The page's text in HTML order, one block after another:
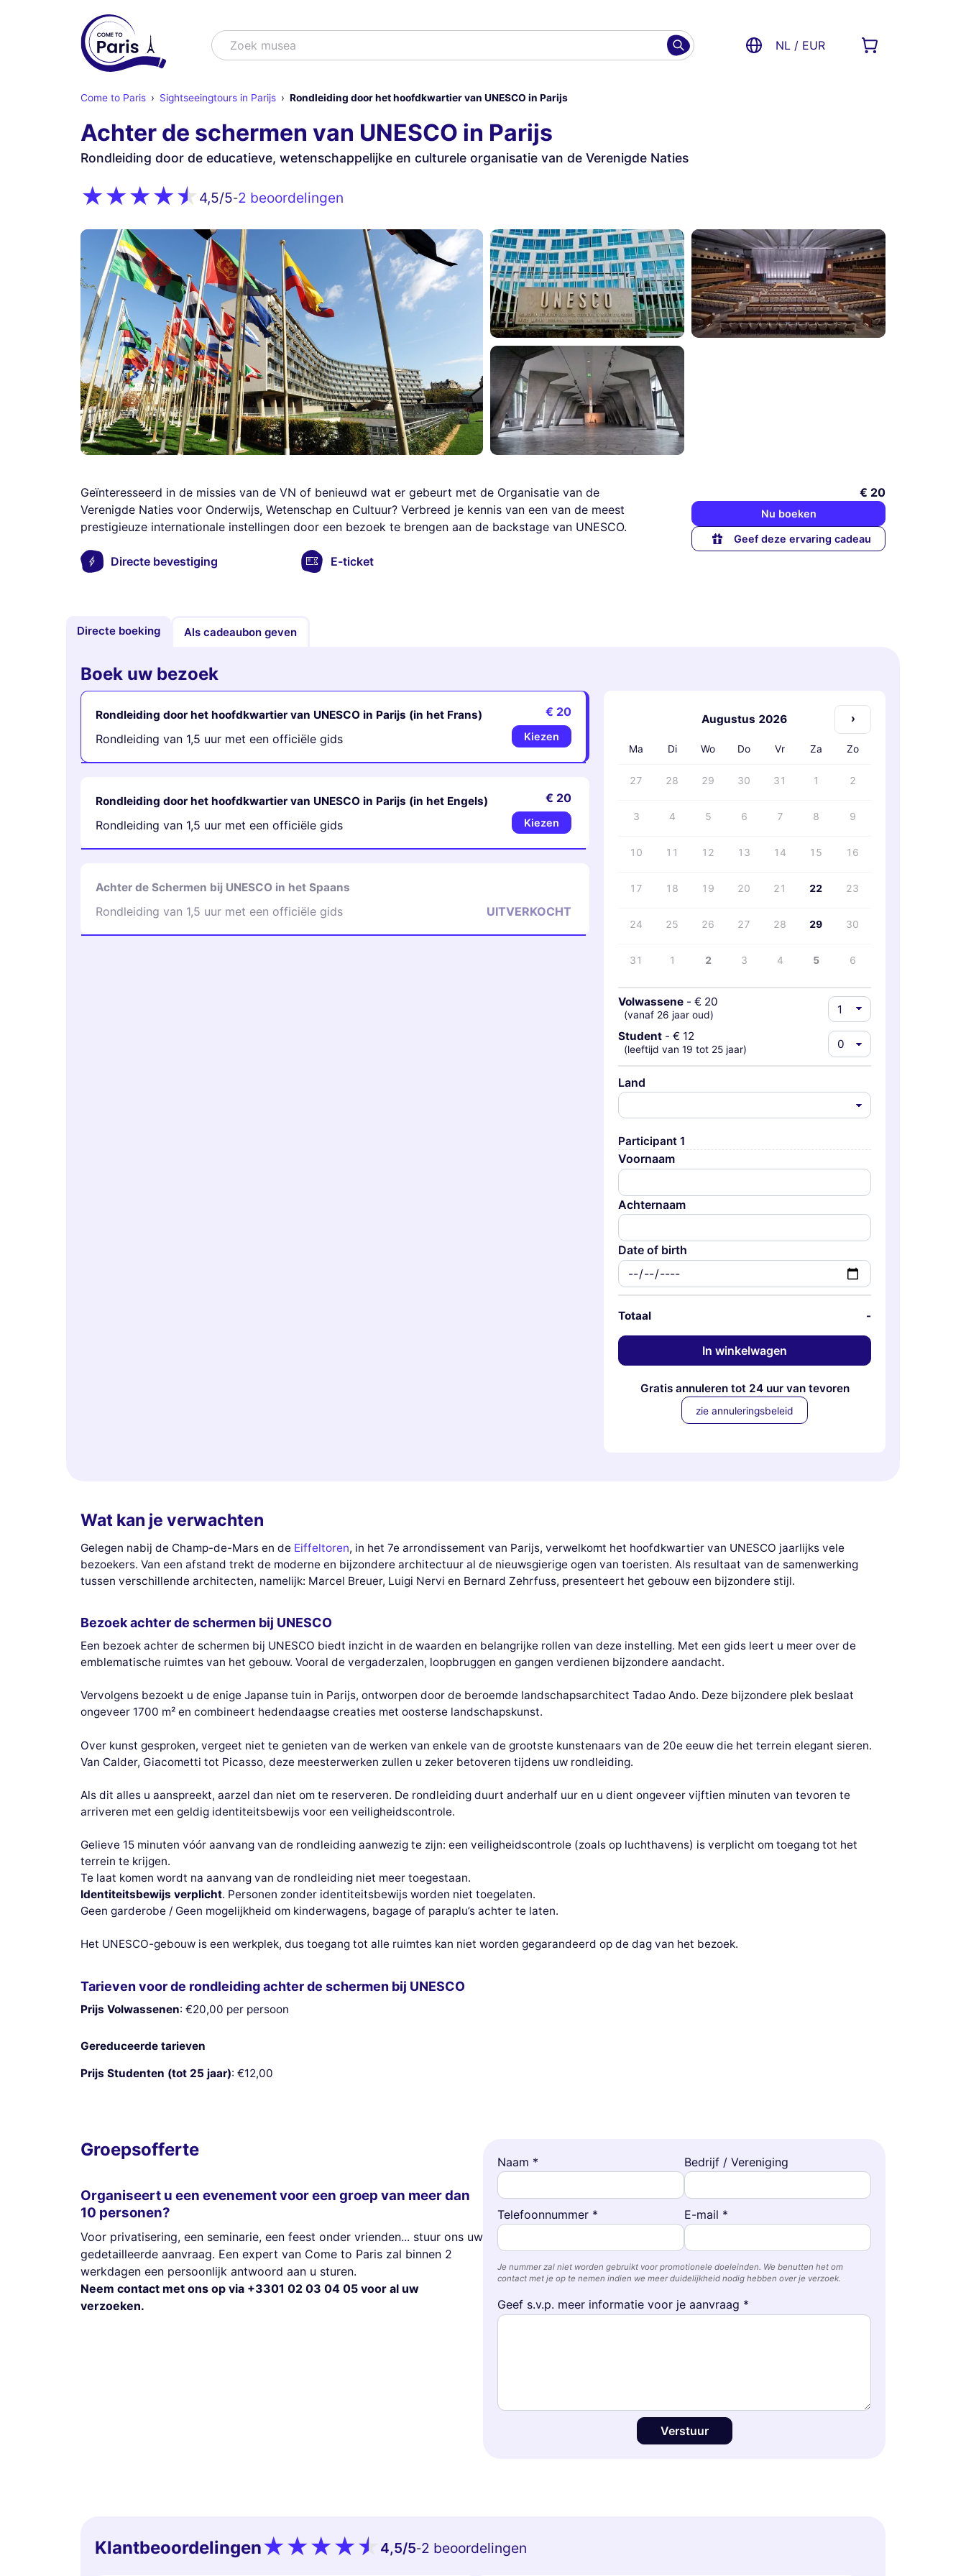
ZoekZoek shows NL / EUR
Come to Paris Sightseeingtours in Parijs Rondleiding door het hoofdkwartier van UNESCO in Parijs
Achter de schermen van UNESCO in Parijs
Rondleiding door de educatieve, wetenschappelijke en culturele organisatie van de Verenigde Naties
4,5/5-2 beoordelingen
Geïnteresseerd in de missies van de VN of benieuwd wat er gebeurt met de Organisatie van de
Verenigde Naties voor Onderwijs, Wetenschap en Cultuur? Verbreed je kennis van een van de meest
prestigieuze internationale instellingen door een bezoek te brengen aan de backstage van UNESCO.
Directe bevestiging E-ticket
€ 20
Nu boeken
Geef deze ervaring cadeau
Directe boeking Als cadeaubon geven
Boek uw bezoek
Rondleiding door het hoofdkwartier van UNESCO in Parijs (in het Frans)
Rondleiding van 1,5 uur met een officiële gids
€ 20
Kiezen
Rondleiding door het hoofdkwartier van UNESCO in Parijs (in het Engels)
Rondleiding van 1,5 uur met een officiële gids
€ 20
Kiezen
Achter de Schermen bij UNESCO in het Spaans
Rondleiding van 1,5 uur met een officiële gids UITVERKOCHT
Augustus 2026 ›
Ma Di Wo Do Vr Za Zo
27 28 29 30 31 1 2
3 4 5 6 7 8 9
10 11 12 13 14 15 16
17 18 19 20 21 22 23
24 25 26 27 28 29 30
31 1 2 3 4 5 6
Volwassene - € 20
(vanaf 26 jaar oud)
Student - € 12
(leeftijd van 19 tot 25 jaar)
Land
Participant 1
Voornaam
Achternaam
Date of birth
Totaal -
In winkelwagen
Gratis annuleren tot 24 uur van tevoren
zie annuleringsbeleid
Wat kan je verwachten
Gelegen nabij de Champ-de-Mars en de Eiffeltoren, in het 7e arrondissement van Parijs, verwelkomt het hoofdkwartier van UNESCO jaarlijks vele
bezoekers. Van een afstand trekt de moderne en bijzondere architectuur al de nieuwsgierige ogen van toeristen. Als resultaat van de samenwerking
tussen verschillende architecten, namelijk: Marcel Breuer, Luigi Nervi en Bernard Zehrfuss, presenteert het gebouw een bijzondere stijl.
Bezoek achter de schermen bij UNESCO
Een bezoek achter de schermen bij UNESCO biedt inzicht in de waarden en belangrijke rollen van deze instelling. Met een gids leert u meer over de
emblematische ruimtes van het gebouw. Vooral de vergaderzalen, loopbruggen en gangen verdienen bijzondere aandacht.
Vervolgens bezoekt u de enige Japanse tuin in Parijs, ontworpen door de beroemde landschapsarchitect Tadao Ando. Deze bijzondere plek beslaat
ongeveer 1700 m² en combineert hedendaagse creaties met oosterse landschapskunst.
Over kunst gesproken, vergeet niet te genieten van de werken van enkele van de grootste kunstenaars van de 20e eeuw die het terrein elegant sieren.
Van Calder, Giacometti tot Picasso, deze meesterwerken zullen u zeker betoveren tijdens uw rondleiding.
Als dit alles u aanspreekt, aarzel dan niet om te reserveren. De rondleiding duurt anderhalf uur en u dient ongeveer vijftien minuten van tevoren te
arriveren met een geldig identiteitsbewijs voor een veiligheidscontrole.
Gelieve 15 minuten vóór aanvang van de rondleiding aanwezig te zijn: een veiligheidscontrole (zoals op luchthavens) is verplicht om toegang tot het
terrein te krijgen.
Te laat komen wordt na aanvang van de rondleiding niet meer toegestaan.
Identiteitsbewijs verplicht. Personen zonder identiteitsbewijs worden niet toegelaten.
Geen garderobe / Geen mogelijkheid om kinderwagens, bagage of paraplu’s achter te laten.
Het UNESCO-gebouw is een werkplek, dus toegang tot alle ruimtes kan niet worden gegarandeerd op de dag van het bezoek.
Tarieven voor de rondleiding achter de schermen bij UNESCO
Prijs Volwassenen: €20,00 per persoon
Gereduceerde tarieven
Prijs Studenten (tot 25 jaar): €12,00
Groepsofferte
Organiseert u een evenement voor een groep van meer dan
10 personen?
Voor privatisering, een seminarie, een feest onder vrienden... stuur ons uw
gedetailleerde aanvraag. Een expert van Come to Paris zal binnen 2
werkdagen een persoonlijk antwoord aan u sturen.
Neem contact met ons op via +3301 02 03 04 05 voor al uw
verzoeken.
Naam * Bedrijf / Vereniging
Telefoonnummer * E-mail *
Je nummer zal niet worden gebruikt voor promotionele doeleinden. We benutten het om
contact met je op te nemen indien we meer duidelijkheid nodig hebben over je verzoek.
Geef s.v.p. meer informatie voor je aanvraag *
Verstuur
Klantbeoordelingen 4,5/5-2 beoordelingen